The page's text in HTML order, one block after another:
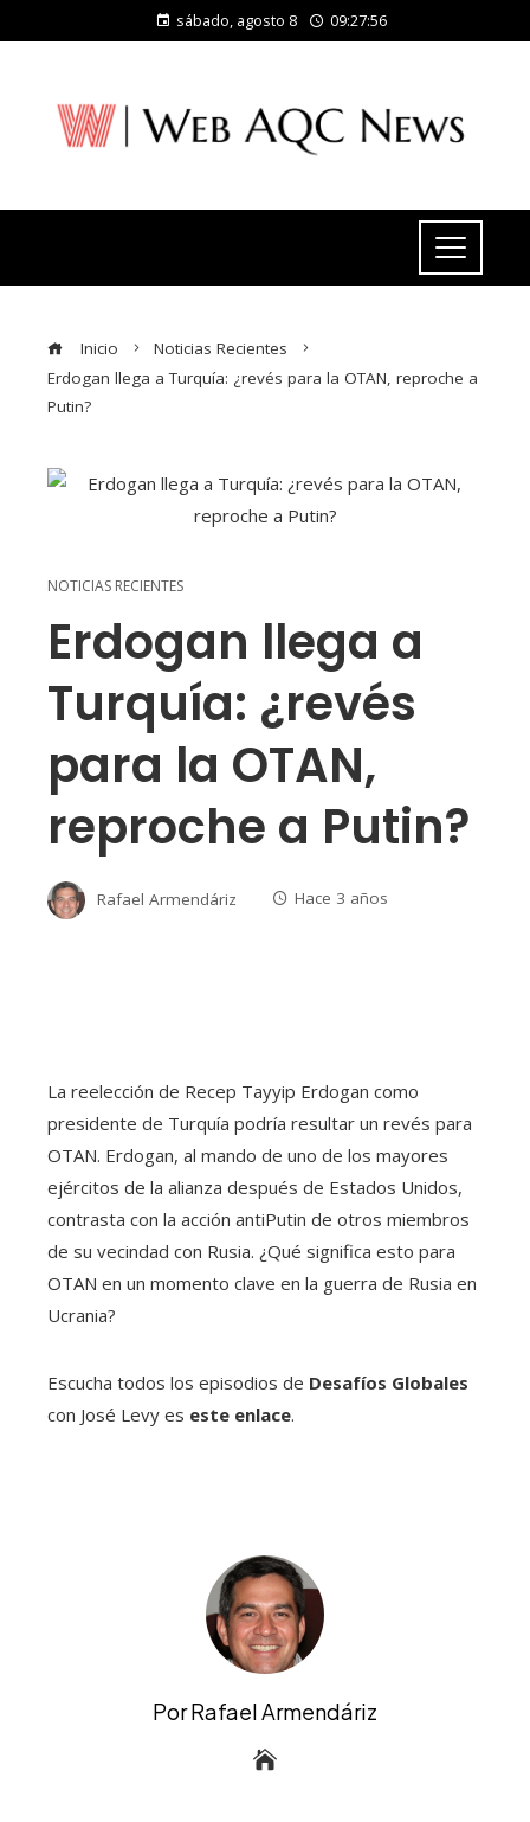
sábado, agosto 8 09:27:56
Inicio
Noticias Recientes
Erdogan llega a Turquía: ¿revés para la OTAN, reproche a
Putin?
NOTICIAS RECIENTES
Erdogan llega a
Turquía: ¿revés
para la OTAN,
reproche a Putin?
Rafael Armendáriz Hace 3 años
La reelección de Recep Tayyip Erdogan como
presidente de Turquía podría resultar un revés para
OTAN. Erdogan, al mando de uno de los mayores
ejércitos de la alianza después de Estados Unidos,
contrasta con la acción antiPutin de otros miembros
de su vecindad con Rusia. ¿Qué significa esto para
OTAN en un momento clave en la guerra de Rusia en
Ucrania?
Escucha todos los episodios de Desafíos Globales
con José Levy es este enlace.
Por Rafael Armendáriz